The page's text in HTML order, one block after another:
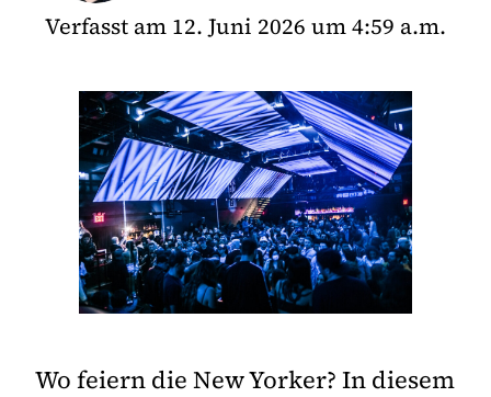
Verfasst am 12. Juni 2026 um4:59 a.m.
Wo feiern die New Yorker? In diesem